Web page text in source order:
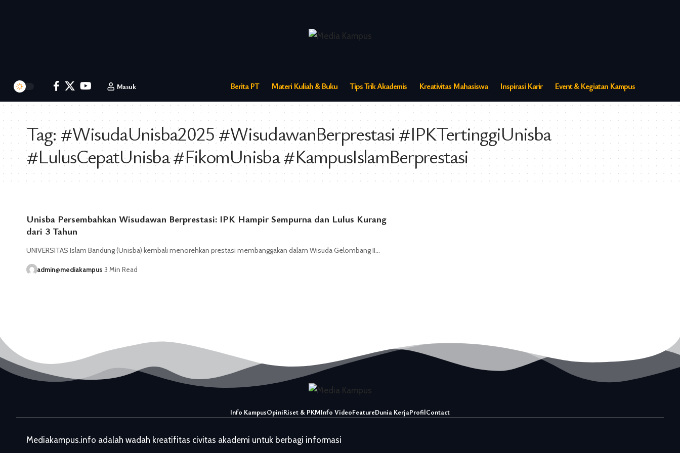
Masuk Berita PT Materi Kuliah & Buku Tips Trik Akademis Kreativitas Mahasiswa Inspirasi Karir Event & Kegiatan Kampus
Tag:#WisudaUnisba2025 #WisudawanBerprestasi #IPKTertinggiUnisba
#LulusCepatUnisba #FikomUnisba #KampusIslamBerprestasi
Unisba Persembahkan Wisudawan Berprestasi: IPK Hampir Sempurna dan Lulus Kurang
dari 3 Tahun
UNIVERSITAS Islam Bandung (Unisba) kembali menorehkan prestasi membanggakan dalam Wisuda Gelombang II…
admin@mediakampus 3 Min Read
Info KampusOpiniRiset & PKMInfo VideoFeatureDunia KerjaProfilContact
Mediakampus.info adalah wadah kreatifitas civitas akademi untuk berbagi informasi